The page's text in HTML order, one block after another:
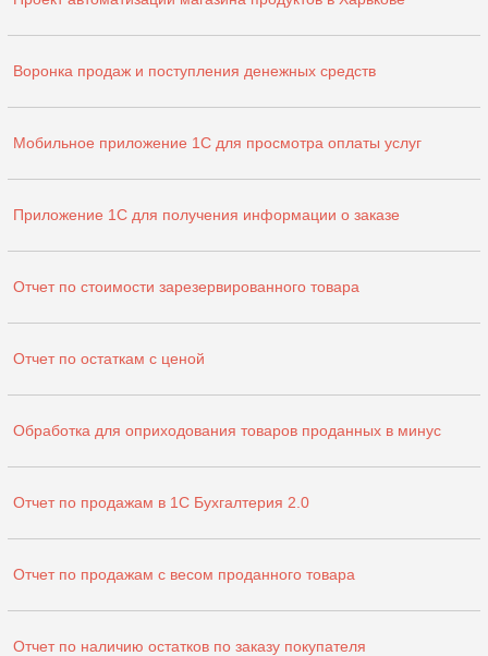
Воронка продаж и поступления денежных средств
Мобильное приложение 1С для просмотра оплаты услуг
Приложение 1С для получения информации о заказе
Отчет по стоимости зарезервированного товара
Отчет по остаткам с ценой
Обработка для оприходования товаров проданных в минус
Отчет по продажам в 1С Бухгалтерия 2.0
Отчет по продажам с весом проданного товара
Отчет по наличию остатков по заказу покупателя